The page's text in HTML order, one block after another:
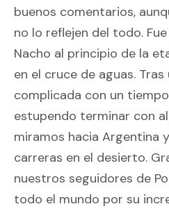
buenos comentarios,
no lo reflejen del todo.
Nacho al principio de la
en el cruce de aguas. Tras
complicada con un
estupendo terminar con
miramos hacia Argentina
carreras en el desierto.
nuestros seguidores de
todo el mundo por su